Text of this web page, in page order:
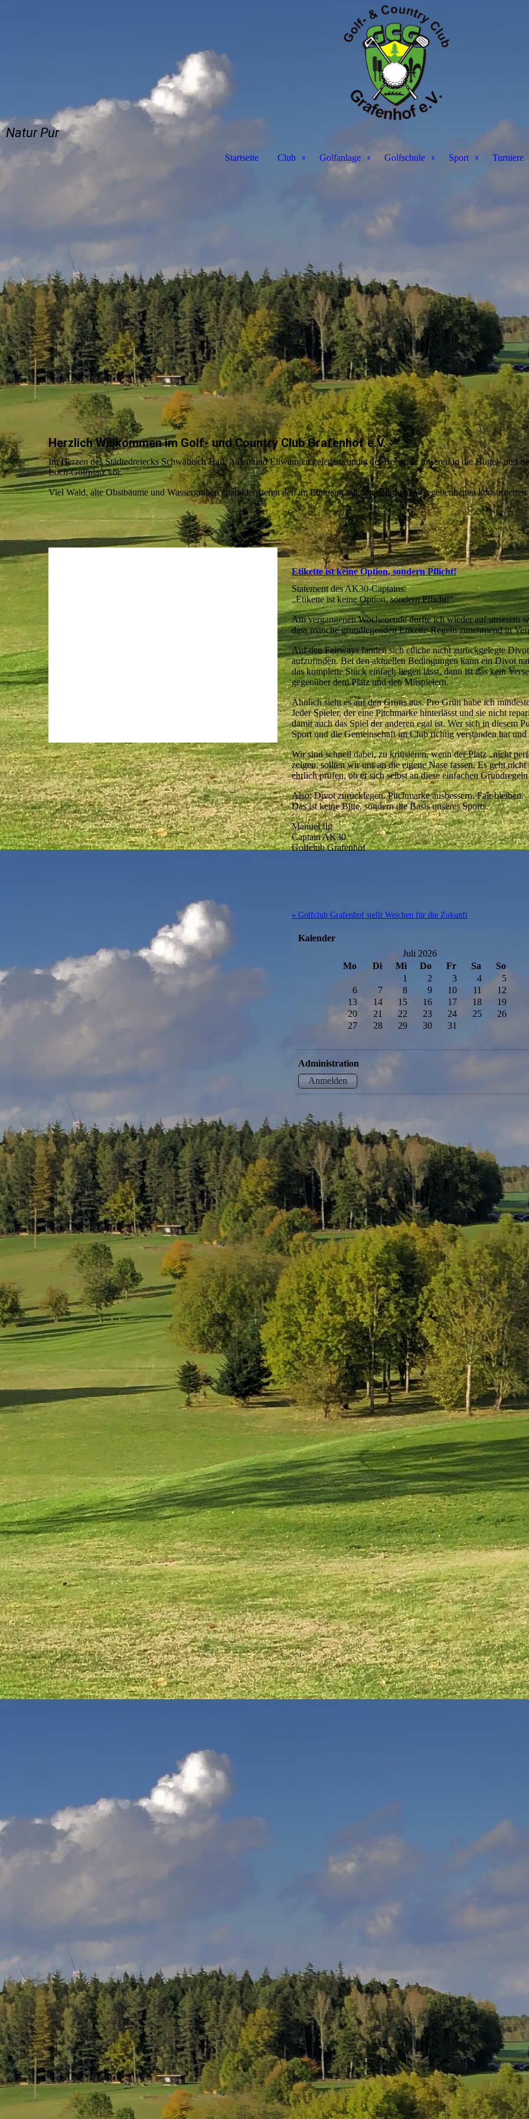
Natur Pur
Startseite Club Golfanlage Golfschule Sport Turniere
Herzlich Willkommen im Golf- und Country Club Grafenhof e.V.
Im Herzen des Städtedreiecks Schwäbisch Hall, Aalen und Ellwangen gelegen, findet der Besucher unseren in die Hügel- und
Loch-Golfplatz vor.
Viel Wald, alte Obstbäume und Wassergräben charakterisieren den im Einklang mit den natürlichen Gegebenheiten
Etikette ist keine Option, sondern Pflicht!
Statement des AK30-Captains:
„Etikette ist keine Option, sondern Pflicht!“
Am vergangenen Wochenende durfte ich wieder auf unserem
dass manche grundlegenden Etikette-Regeln zunehmend in
Auf den Fairways fanden sich etliche nicht zurückgelegte
aufzufinden. Bei den aktuellen Bedingungen kann ein Divot
das komplette Stück einfach liegen lässt, dann ist das kein
gegenüber dem Platz und den Mitspielern.
Ähnlich sieht es auf den Grüns aus. Pro Grün habe ich
Jeder Spieler, der eine Pitchmarke hinterlässt und sie nicht
damit auch das Spiel der anderen egal ist. Wer sich in diesem
Sport und die Gemeinschaft im Club richtig verstanden hat und
Wir sind schnell dabei, zu kritisieren, wenn der Platz „nicht
zeigen, sollten wir uns an die eigene Nase fassen. Es geht
ehrlich prüfen, ob er sich selbst an diese einfachen
Also: Divot zurücklegen. Pitchmarke ausbessern. Fair bleiben.
Das ist keine Bitte, sondern die Basis unseres Sports.
Manuel Ilg
Captain AK30
Golfclub Grafenhof
« Golfclub Grafenhof stellt Weichen für die Zukunft
Kalender
Juli 2026
Mo
Di Mi Do Fr Sa
So
1
2 3 4
5
6
7 8 9 10 11
12
13
14 15 16 17 18
19
20
21 22 23 24 25
26
27
28 29 30 31
Administration
Anmelden